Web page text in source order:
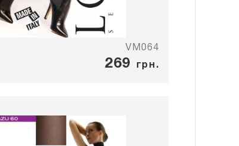
VM064
269 грн.